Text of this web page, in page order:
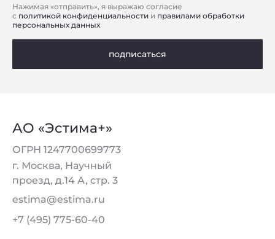
Нажимая «отправить», я выражаю согласие
с политикой конфиденциальности и правилами обработки
персональных данных
подписаться
АО «Эстима+»
ОГРН 1247700699773
г. Москва, Научный
проезд, д.14 А, стр. 3
estima@estima.ru
+7 (495) 775-60-40